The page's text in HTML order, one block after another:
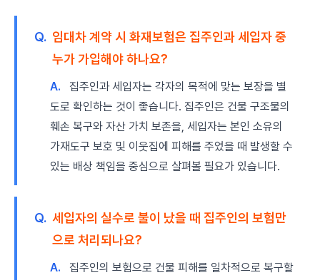
Q. 임대차 계약 시 화재보험은 집주인과 세입자 중
누가 가입해야 하나요?
A.
집주인과 세입자는 각자의 목적에 맞는 보장을 별
도로 확인하는 것이 좋습니다. 집주인은 건물 구조물의
훼손 복구와 자산 가치 보존을, 세입자는 본인 소유의
가재도구 보호 및 이웃집에 피해를 주었을 때 발생할 수
있는 배상 책임을 중심으로 살펴볼 필요가 있습니다.
Q. 세입자의 실수로 불이 났을 때 집주인의 보험만
으로 처리되나요?
A.
집주인의 보험으로 건물 피해를 일차적으로 복구할